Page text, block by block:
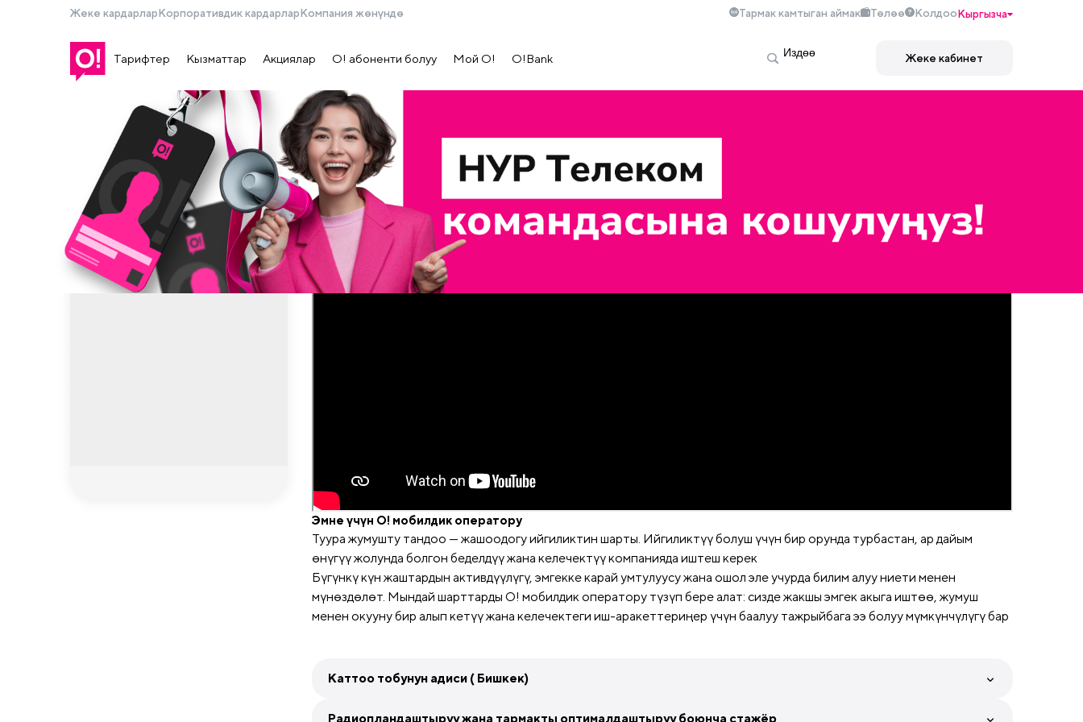
Жеке кардарларКорпоративдик кардарларКомпания жөнүндө Тармак камтыган аймак Төлөө КолдооКыргызча
Тарифтер Кызматтар Акциялар О! абоненти болуу Мой О! O!Bank Жеке кабинет
Иш тажрыйбасы жок
Биз Кыргызстандын мобилдик рыногундагы лидердин командасы менен чогуу өсүп-өнүгүүнү каалагандардын баарын өз
тобубузга чакырабыз
Эмне үчүн О! мобилдик оператору
Туура жумушту тандоо — жашоодогу ийгиликтин шарты. Ийгиликтүү болуш үчүн бир орунда турбастан, ар дайым
өнүгүү жолунда болгон беделдүү жана келечектүү компанияда иштеш керек
Бүгүнкү күн жаштардын активдүүлүгү, эмгекке карай умтулуусу жана ошол эле учурда билим алуу ниети менен
мүнөздөлөт. Мындай шарттарды О! мобилдик оператору түзүп бере алат: сизде жакшы эмгек акыга иштөө, жумуш
менен окууну бир алып кетүү жана келечектеги иш-аракеттериңер үчүн баалуу тажрыйбага ээ болуу мүмкүнчүлүгү бар
Каттоо тобунун адиси ( Бишкек)
Радиопландаштыруy жана тармакты оптималдаштыруу боюнча стажёр